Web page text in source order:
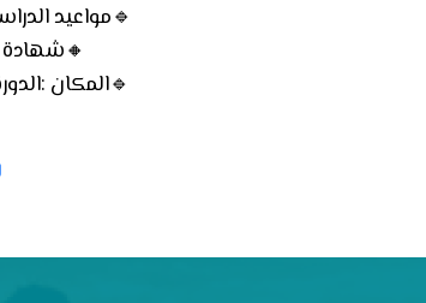
🔹مواعيد الدراسة: ساعتان
🔸شهادة
🔹المكان